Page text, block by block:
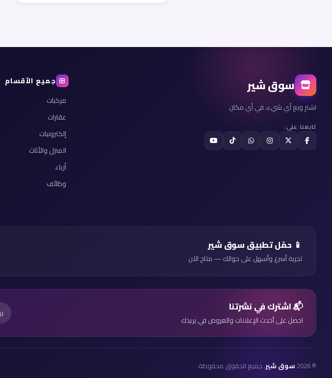
سوق شير
اشترِ وبع أي شيء، في أي مكان
تابعنا على:
جميع الأقسام
مركبات
عقارات
إلكترونيات
المنزل والأثاث
أزياء
وظائف
📱 حمّل تطبيق سوق شير
تجربة أسرع وأسهل على جوالك — متاح الآن
📬 اشترك في نشرتنا
احصل على أحدث الإعلانات والعروض في بريدك
© 2026 سوق شير. جميع الحقوق محفوظة.